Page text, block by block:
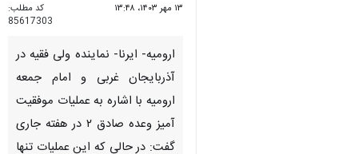
۱۳ مهر ۱۴۰۳، ۱۳:۴۸
کد مطلب:
85617303
ارومیه- ایرنا- نماینده ولی فقیه در
آذربایجان غربی و امام جمعه
ارومیه با اشاره به عملیات موفقیت
آمیز وعده صادق ۲ در هفته جاری
گفت: در حالی که این عملیات تنها